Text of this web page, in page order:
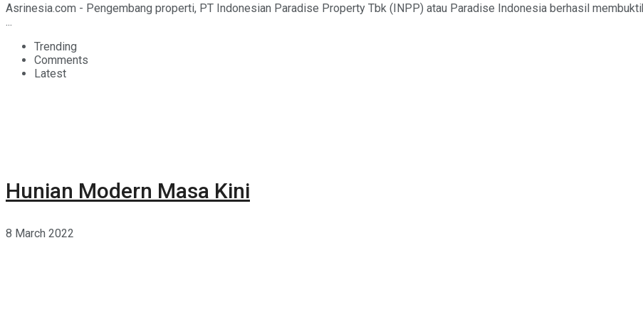
Asrinesia.com - Pengembang properti, PT Indonesian Paradise Property Tbk (INPP) atau Paradise Indonesia berhasil
...
Trending
Comments
Latest
Hunian Modern Masa Kini
8 March 2022